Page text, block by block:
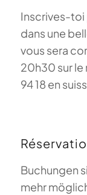
Inscrives-toi
dans une
vous sera
20h30 sur le
94 18 en
Buchungen
mehr